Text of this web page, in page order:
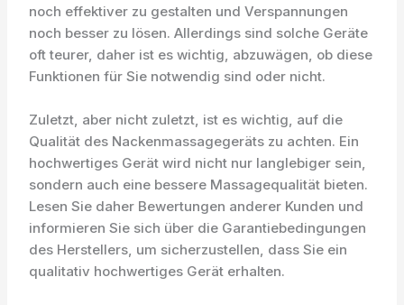
noch effektiver zu gestalten und Verspannungen
noch besser zu lösen. Allerdings sind solche Geräte
oft teurer, daher ist es wichtig, abzuwägen, ob diese
Funktionen für Sie notwendig sind oder nicht.
Zuletzt, aber nicht zuletzt, ist es wichtig, auf die
Qualität des Nackenmassagegeräts zu achten. Ein
hochwertiges Gerät wird nicht nur langlebiger sein,
sondern auch eine bessere Massagequalität bieten.
Lesen Sie daher Bewertungen anderer Kunden und
informieren Sie sich über die Garantiebedingungen
des Herstellers, um sicherzustellen, dass Sie ein
qualitativ hochwertiges Gerät erhalten.